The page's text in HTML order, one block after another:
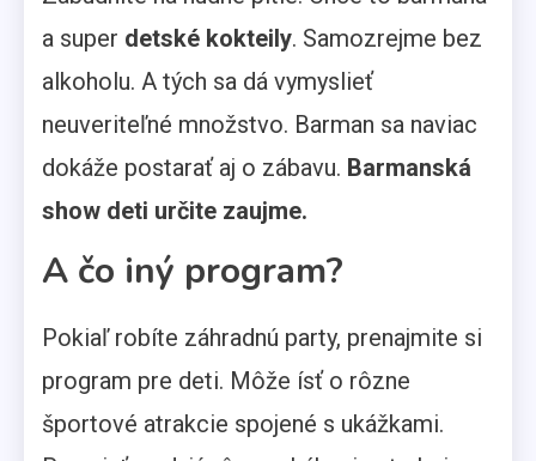
a super detské kokteily. Samozrejme bez
alkoholu. A tých sa dá vymyslieť
neuveriteľné množstvo. Barman sa naviac
dokáže postarať aj o zábavu. Barmanská
show deti určite zaujme.
A čo iný program?
Pokiaľ robíte záhradnú party, prenajmite si
program pre deti. Môže ísť o rôzne
športové atrakcie spojené s ukážkami.